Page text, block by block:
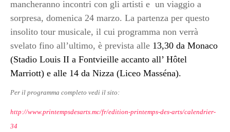
mancheranno incontri con gli artisti e un viaggio a
sorpresa, domenica 24 marzo. La partenza per questo
insolito tour musicale, il cui programma non verrà
svelato fino all’ultimo, è prevista alle 13,30 da Monaco
(Stadio Louis II a Fontvieille accanto all’ Hôtel
Marriott) e alle 14 da Nizza (Liceo Masséna).
Per il programma completo vedi il sito:
http://www.printempsdesarts.mc/fr/edition-printemps-des-arts/calendrier-
34